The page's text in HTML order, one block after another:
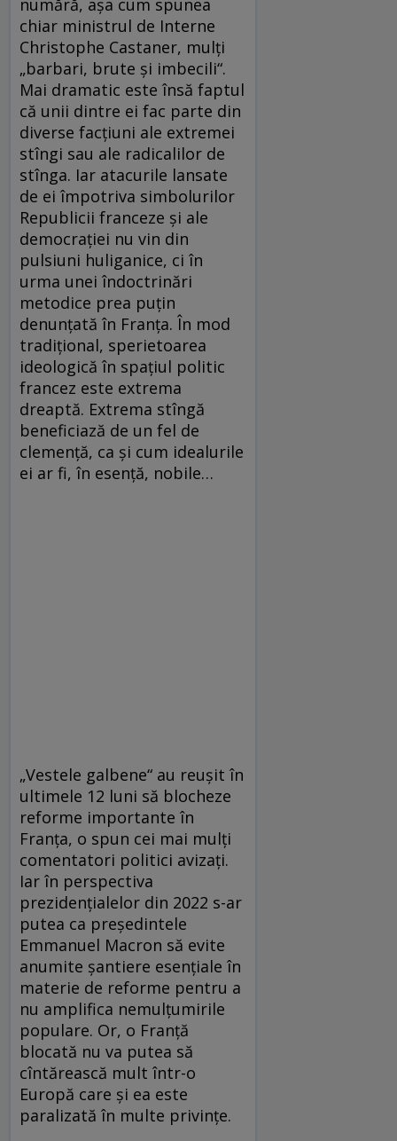
numără, aşa cum spunea
chiar ministrul de Interne
Christophe Castaner, mulţi
„barbari, brute şi imbecili“.
Mai dramatic este însă faptul
că unii dintre ei fac parte din
diverse facţiuni ale extremei
stîngi sau ale radicalilor de
stînga. Iar atacurile lansate
de ei împotriva simbolurilor
Republicii franceze şi ale
democraţiei nu vin din
pulsiuni huliganice, ci în
urma unei îndoctrinări
metodice prea puţin
denunţată în Franţa. În mod
tradiţional, sperietoarea
ideologică în spaţiul politic
francez este extrema
dreaptă. Extrema stîngă
beneficiază de un fel de
clemenţă, ca şi cum idealurile
ei ar fi, în esenţă, nobile…
„Vestele galbene“ au reuşit în
ultimele 12 luni să blocheze
reforme importante în
Franţa, o spun cei mai mulţi
comentatori politici avizaţi.
Iar în perspectiva
prezidenţialelor din 2022 s-ar
putea ca preşedintele
Emmanuel Macron să evite
anumite şantiere esenţiale în
materie de reforme pentru a
nu amplifica nemulţumirile
populare. Or, o Franţă
blocată nu va putea să
cîntărească mult într-o
Europă care şi ea este
paralizată în multe privinţe.